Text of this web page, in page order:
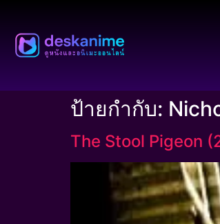
ป้ายกำกับ:
The Stool Pigeon